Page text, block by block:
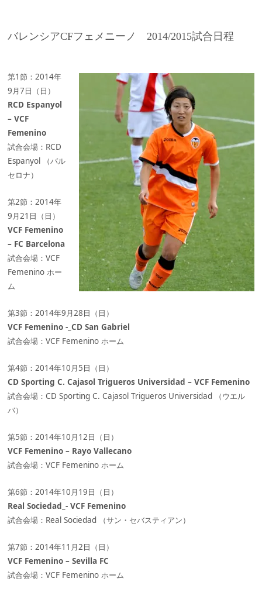
バレンシアCFフェメニーノ 2014/2015試合日程
第1節：2014年
9月7日（日）
RCD Espanyol
– VCF
Femenino
試合会場：RCD
Espanyol （バル
セロナ）
第2節：2014年
9月21日（日）
VCF Femenino
– FC Barcelona
試合会場：VCF
Femenino ホー
ム
第3節：2014年9月28日（日）
VCF Femenino -_CD San Gabriel
試合会場：VCF Femenino ホーム
第4節：2014年10月5日（日）
CD Sporting C. Cajasol Trigueros Universidad – VCF Femenino
試合会場：CD Sporting C. Cajasol Trigueros Universidad （ウエル
バ）
第5節：2014年10月12日（日）
VCF Femenino – Rayo Vallecano
試合会場：VCF Femenino ホーム
第6節：2014年10月19日（日）
Real Sociedad_- VCF Femenino
試合会場：Real Sociedad （サン・セバスティアン）
第7節：2014年11月2日（日）
VCF Femenino – Sevilla FC
試合会場：VCF Femenino ホーム